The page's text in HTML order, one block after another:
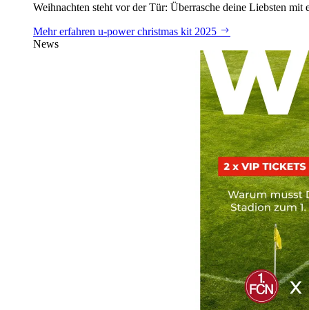
Weihnachten steht vor der Tür: Überrasche deine Liebsten
Mehr erfahren u‑power christmas kit 2025
News